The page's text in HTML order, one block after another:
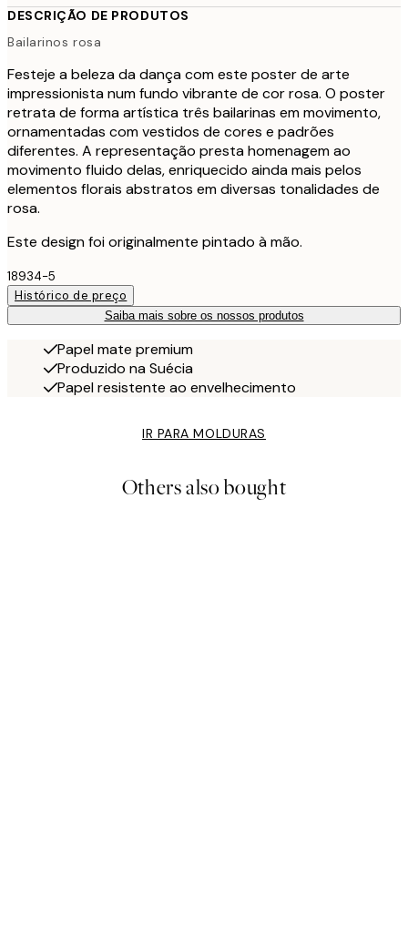
DESCRIÇÃO DE PRODUTOS
Bailarinos rosa
Festeje a beleza da dança com este poster de arte
impressionista num fundo vibrante de cor rosa. O poster
retrata de forma artística três bailarinas em movimento,
ornamentadas com vestidos de cores e padrões
diferentes. A representação presta homenagem ao
movimento fluido delas, enriquecido ainda mais pelos
elementos florais abstratos em diversas tonalidades de
rosa.
Este design foi originalmente pintado à mão.
18934-5
Histórico de preço
Saiba mais sobre os nossos produtos
Papel mate premium
Produzido na Suécia
Papel resistente ao envelhecimento
IR PARA MOLDURAS
Others also bought